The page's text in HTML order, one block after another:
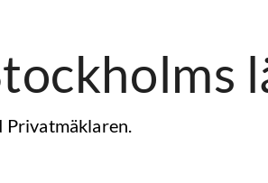
Privatmäklaren.